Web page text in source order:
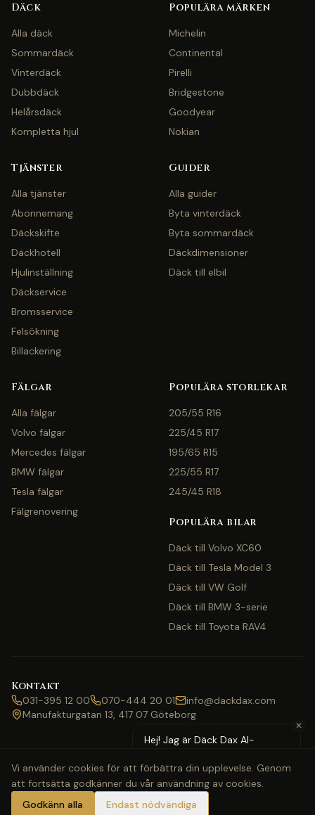
Däck
Alla däck
Sommardäck
Vinterdäck
Dubbdäck
Helårsdäck
Kompletta hjul
Populära märken
Michelin
Continental
Pirelli
Bridgestone
Goodyear
Nokian
Tjänster
Alla tjänster
Abonnemang
Däckskifte
Däckhotell
Hjulinställning
Däckservice
Bromsservice
Felsökning
Billackering
Guider
Alla guider
Byta vinterdäck
Byta sommardäck
Däckdimensioner
Däck till elbil
Fälgar
Alla fälgar
Volvo fälgar
Mercedes fälgar
BMW fälgar
Tesla fälgar
Fälgrenovering
Populära storlekar
205/55 R16
225/45 R17
195/65 R15
225/55 R17
245/45 R18
Populära bilar
Däck till Volvo XC60
Däck till Tesla Model 3
Däck till VW Golf
Däck till BMW 3-serie
Däck till Toyota RAV4
Kontakt
031-395 12 00 070-444 20 01
info@dackdax.com
Manufakturgatan 13, 417 07 Göteborg
©2026Däck Dax. Alla rättigheter förbehållna.
WebbkartaKlarnaSwishVisaMastercard
✕
Hej! Jag är Däck Dax AI-
med pris eller bokning?
Vi använder cookies för att förbättra din upplevelse. Genom
att fortsätta godkänner du vår användning av cookies.
Godkänn alla
Endast nödvändiga